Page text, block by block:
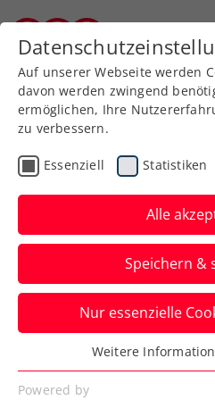
Zurück zur
Allgemeine Klasse
ÖMS 2019:
doppelter
Besser hätte die
Oberpullendorf für
nicht laufen können.
entzauberte im
Turnierfavoriten
und setzte sich in der
Auf unserer Webseite werden
davon werden zwingend
ermöglichen, Ihre
zu verbessern.
Essenziell Statistiken
Alle
Speichern &
Nur essenzielle
Essenziell
Essenzielle Cookies werden
Weitere
Powered by